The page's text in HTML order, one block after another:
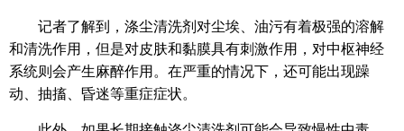
记者了解到，涤尘清洗剂对尘埃、油污有着极强的溶解
和清洗作用，但是对皮肤和黏膜具有刺激作用，对中枢神经
系统则会产生麻醉作用。在严重的情况下，还可能出现躁
动、抽搐、昏迷等重症症状。